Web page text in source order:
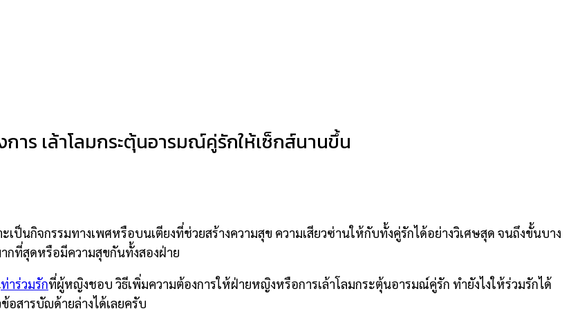
ร เล้าโลมกระตุ้นอารมณ์คู่รักให้เซ็กส์นานขึ้น
ป็นกิจกรรมทางเพศหรือบนเตียงที่ช่วยสร้างความสุข ความเสียวซ่านให้กับทั้งคู่รักได้อย่างวิเศษสุด จนถึงขั้นบาง
กที่สุดหรือมีความสุขกันทั้งสองฝ่าย
ท่าร่วมรักที่ผู้หญิงชอบ วิธีเพิ่มความต้องการให้ฝ่ายหญิงหรือการเล้าโลมกระตุ้นอารมณ์คู่รัก ทำยังไงให้ร่วมรักได้
สารบัญด้ายล่างได้เลยครับ